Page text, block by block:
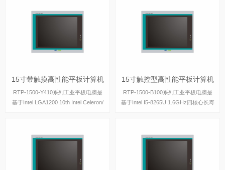
15寸带触摸高性能平板计算机
RTP-1500-Y410系列工业平板电脑是
基于Intel LGA1200 10th Intel Celeron/
15寸触控型高性能平板计算机
RTP-1500-B100系列工业平板电脑是
基于Intel I5-8265U 1.6GHz四核心长寿